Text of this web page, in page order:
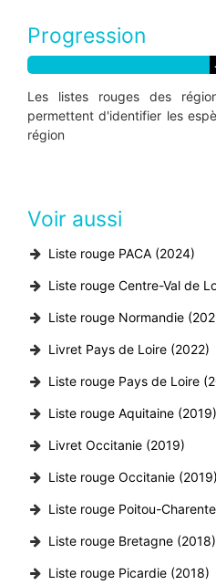
Progression
Les listes rouges des
permettent d'identifier les
région
Voir aussi
Liste rouge PACA (2024)
Liste rouge Centre-Val de
Liste rouge Normandie
Livret Pays de Loire (2022)
Liste rouge Pays de Loire
Liste rouge Aquitaine (2019)
Livret Occitanie (2019)
Liste rouge Occitanie (2019)
Liste rouge Poitou-
Liste rouge Bretagne (2018)
Liste rouge Picardie (2018)